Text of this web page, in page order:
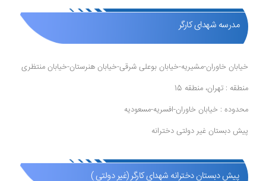
مدرسه شهدای کارگر
خیابان خاوران-مشیریه-خیابان بوعلی شرقی-خیابان هنرستان-خیابان منتظری
منطقه : تهران، منطقه 15
محدوده : خیابان خاوران-افسریه-مسعودیه
پیش دبستان غیر دولتی دخترانه
پیش دبستان دخترانه شهدای کارگر (غیر دولتی )